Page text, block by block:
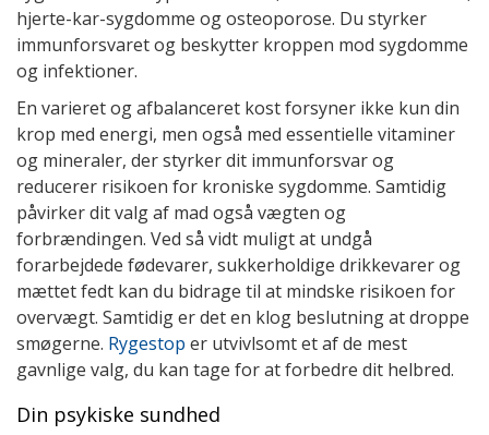
hjerte-kar-sygdomme og osteoporose. Du styrker
immunforsvaret og beskytter kroppen mod sygdomme
og infektioner.
En varieret og afbalanceret kost forsyner ikke kun din
krop med energi, men også med essentielle vitaminer
og mineraler, der styrker dit immunforsvar og
reducerer risikoen for kroniske sygdomme. Samtidig
påvirker dit valg af mad også vægten og
forbrændingen. Ved så vidt muligt at undgå
forarbejdede fødevarer, sukkerholdige drikkevarer og
mættet fedt kan du bidrage til at mindske risikoen for
overvægt. Samtidig er det en klog beslutning at droppe
smøgerne. Rygestop er utvivlsomt et af de mest
gavnlige valg, du kan tage for at forbedre dit helbred.
Din psykiske sundhed